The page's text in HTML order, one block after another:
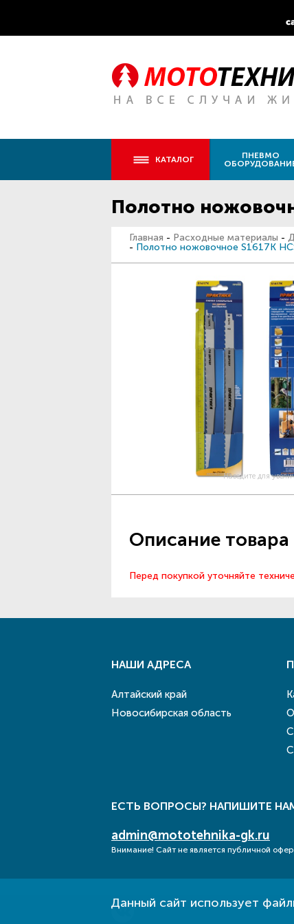
КАТАЛОГ
ПНЕВМО
Полотно
Главная - Расходные материалы -
- Полотно ножовочное S1617К
Наведите для
Описание товара
Перед покупкой уточняйте
Данный сайт использует
НАШИ АДРЕСА
Алтайский край
Новосибирская область
ЕСТЬ ВОПРОСЫ? НАПИШИТЕ
admin@mototehnika-gk.ru
Внимание! Сайт не является публичной